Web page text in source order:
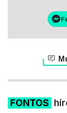
FONTOS